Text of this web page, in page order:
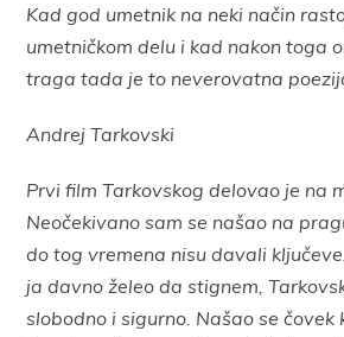
Kad god umetnik na neki način
umetničkom delu i kad nakon toga
traga tada je to neverovatna
Andrej Tarkovski
Prvi film Tarkovskog delovao je na
Neočekivano sam se našao na
do tog vremena nisu davali
ja davno želeo da stignem,
slobodno i sigurno. Našao se čovek